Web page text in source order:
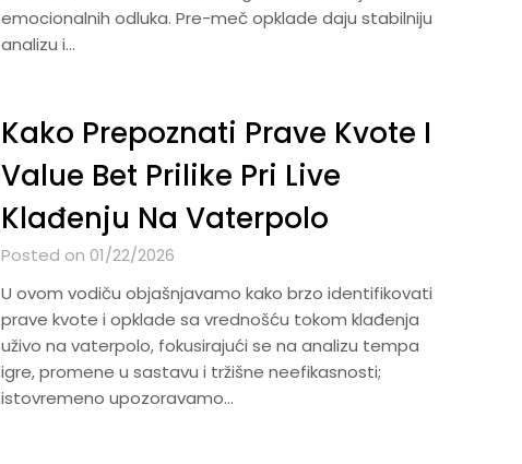
emocionalnih odluka. Pre-meč opklade daju stabilniju
analizu i…
Kako Prepoznati Prave Kvote I
Value Bet Prilike Pri Live
Klađenju Na Vaterpolo
Posted on 01/22/2026
U ovom vodiču objašnjavamo kako brzo identifikovati
prave kvote i opklade sa vrednošću tokom klađenja
uživo na vaterpolo, fokusirajući se na analizu tempa
igre, promene u sastavu i tržišne neefikasnosti;
istovremeno upozoravamo…